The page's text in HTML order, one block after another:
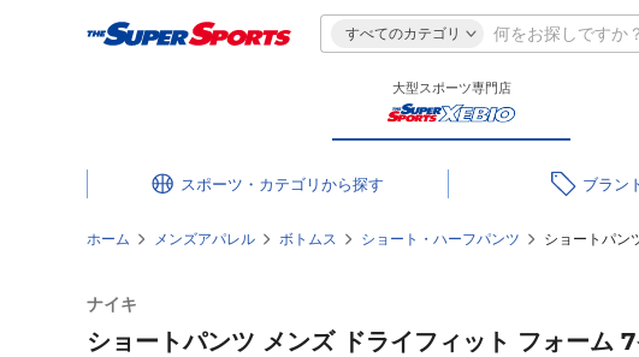
すべてのカテゴリ
大型スポーツ専門店
スポーツ・カテゴリ ブラン
ホーム メンズアパレル ボトムス ショート・ハーフパンツ ショートパン
ナイキ
ショートパンツ メンズ ドライフィット フォー